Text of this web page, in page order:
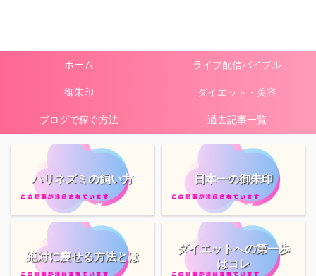
ホーム ライブ配信バイブル
御朱印 ダイエット・美容
ブログで稼ぐ方法 過去記事一覧
ハリネズミの飼い方 日本一の御朱印
絶対に痩せる方法とは
ダイエットへの第一歩
はコレ